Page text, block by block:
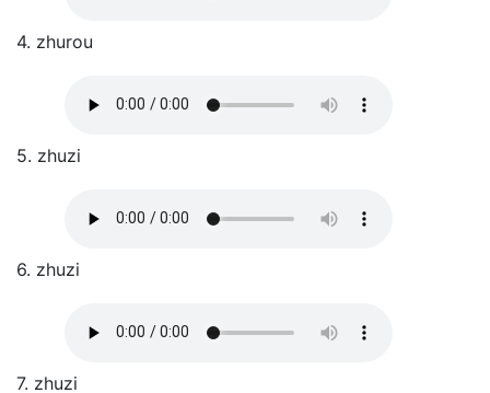
4. zhurou
5. zhuzi
6. zhuzi
7. zhuzi